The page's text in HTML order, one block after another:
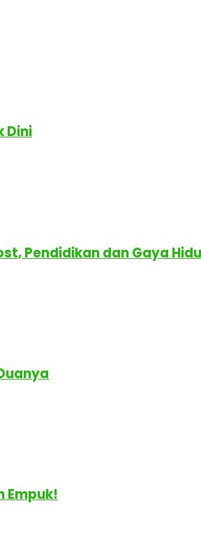
Dini
Pendidikan dan Gaya
Empuk!